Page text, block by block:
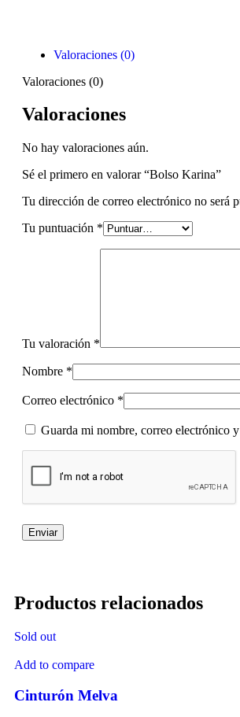
Valoraciones (0)
Valoraciones (0)
Valoraciones
No hay valoraciones aún.
Sé el primero en valorar “Bolso Karina”
Tu dirección de correo electrónico no será
Tu puntuación *
Tu valoración *
Nombre *
Correo electrónico *
Guarda mi nombre, correo electrónico
Productos relacionados
Sold out
Add to compare
Cinturón Melva